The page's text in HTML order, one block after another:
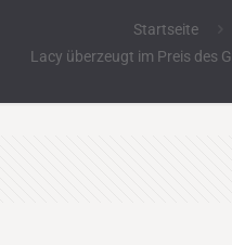
Startseite
Lacy überzeugt im Preis des